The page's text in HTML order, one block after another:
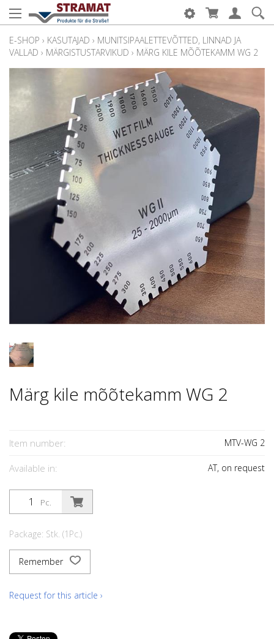
E-SHOP › KASUTAJAD › MUNITSIPAALETTEVÕTTED, LINNAD JA
VALLAD › MÄRGISTUSTARVIKUD › MÄRG KILE MÕÕTEKAMM WG 2
Märg kile mõõtekamm WG 2
Item number: MTV-WG 2
Available in: AT, on request
Pc.
Package: Stk. (1Pc.)
Remember
Request for this article ›